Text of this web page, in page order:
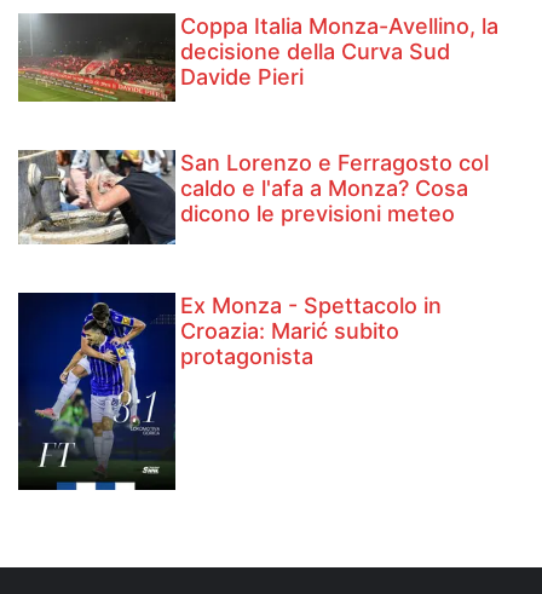
Coppa Italia Monza-Avellino, la
decisione della Curva Sud
Davide Pieri
San Lorenzo e Ferragosto col
caldo e l'afa a Monza? Cosa
dicono le previsioni meteo
Ex Monza - Spettacolo in
Croazia: Marić subito
protagonista